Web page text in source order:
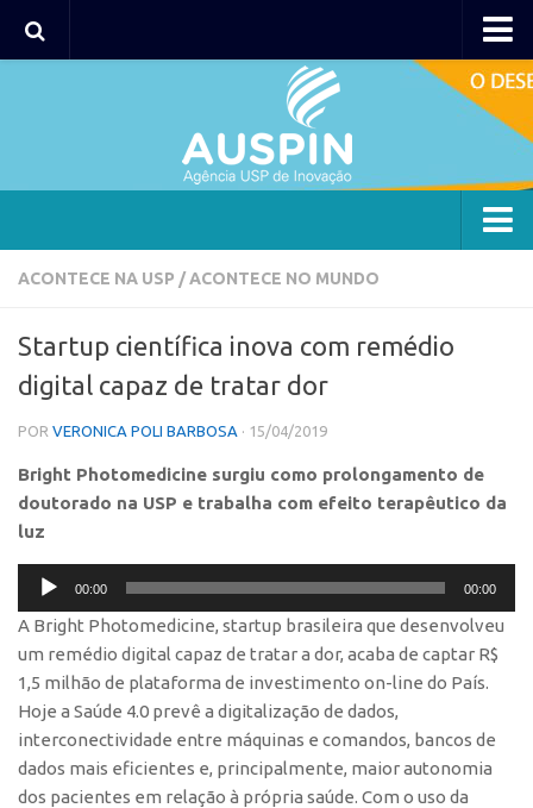
Agência
Coordenação
Polos
Polo Capital
Polo Lorena
Polo Ribeirão Preto
Programas
Bolsa Empreendedorismo
PGI-USP
Conexão USP
Conexão Inter-USP
ACONTECE NA USP /ACONTECE NO MUNDO
Startup científica inova com remédio
digital capaz de tratar dor
POR VERONICA POLI BARBOSA · 15/04/2019
Bright Photomedicine surgiu como prolongamento de
doutorado na USP e trabalha com efeito terapêutico da
luz
Tocador
áudio
00:00 00:00
A Bright Photomedicine, startup brasileira que desenvolveu
um remédio digital capaz de tratar a dor, acaba de captar R$
1,5 milhão de plataforma de investimento on-line do País.
Hoje a Saúde 4.0 prevê a digitalização de dados,
interconectividade entre máquinas e comandos, bancos de
dados mais eficientes e, principalmente, maior autonomia
dos pacientes em relação à própria saúde. Com o uso da